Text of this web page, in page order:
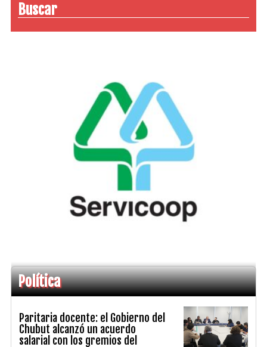
Buscar
Política
Paritaria docente: el Gobierno del
Chubut alcanzó un acuerdo
salarial con los gremios del